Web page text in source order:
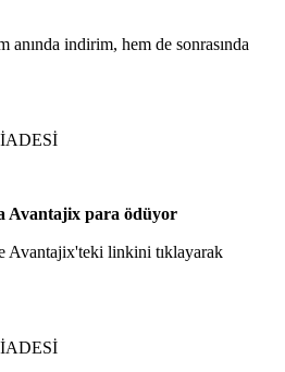
anında indirim, hem de sonrasında
Avantajix para ödüyor
Avantajix'teki linkini tıklayarak